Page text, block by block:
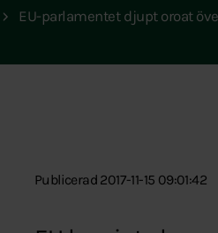
EU-parlamentet djupt oroat
Publicerad 2017-11-15 09:01:42